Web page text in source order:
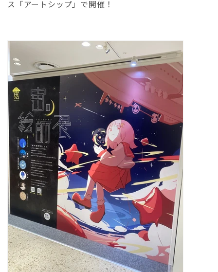
ス「アートシップ」で開催！